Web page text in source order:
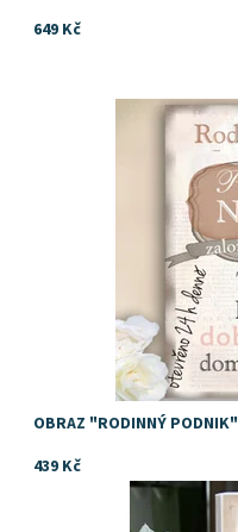
649 Kč
Dostupnost: Skladem
OBRAZ "RODINNÝ PODNIK"
439 Kč
Skladem